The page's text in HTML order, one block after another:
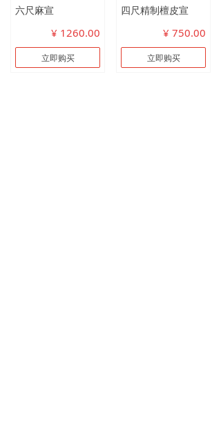
六尺麻宣
¥ 1260.00
立即购买
四尺精制檀皮宣
¥ 750.00
立即购买